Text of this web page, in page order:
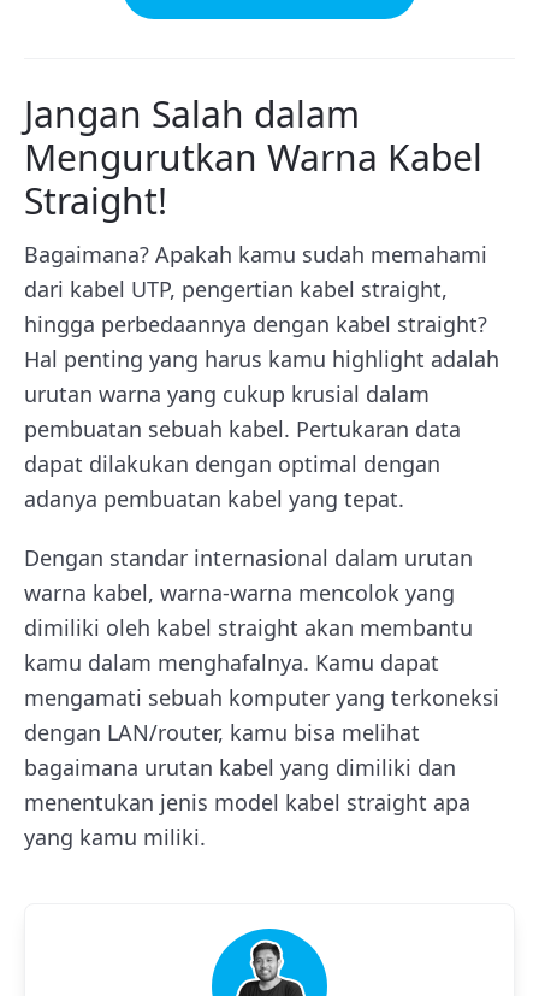
Jangan Salah dalam
Mengurutkan Warna Kabel
Straight!
Bagaimana? Apakah kamu sudah memahami
dari kabel UTP, pengertian kabel straight,
hingga perbedaannya dengan kabel straight?
Hal penting yang harus kamu highlight adalah
urutan warna yang cukup krusial dalam
pembuatan sebuah kabel. Pertukaran data
dapat dilakukan dengan optimal dengan
adanya pembuatan kabel yang tepat.
Dengan standar internasional dalam urutan
warna kabel, warna-warna mencolok yang
dimiliki oleh kabel straight akan membantu
kamu dalam menghafalnya. Kamu dapat
mengamati sebuah komputer yang terkoneksi
dengan LAN/router, kamu bisa melihat
bagaimana urutan kabel yang dimiliki dan
menentukan jenis model kabel straight apa
yang kamu miliki.